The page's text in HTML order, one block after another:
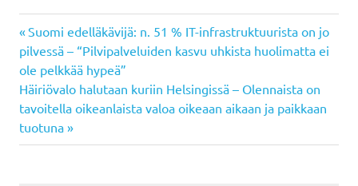
Artikkelien
selaus
Previous
Post:
Suomi edelläkävijä: n. 51 % IT-infrastruktuurista on jo
pilvessä – “Pilvipalveluiden kasvu uhkista huolimatta ei
ole pelkkää hypeä”
Next
Post:
Häiriövalo halutaan kuriin Helsingissä – Olennaista on
tavoitella oikeanlaista valoa oikeaan aikaan ja paikkaan
tuotuna